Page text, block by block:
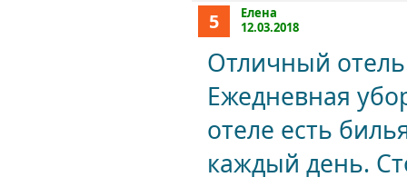
5
Елена
12.03.2018
Отличный
Ежедневная
отеле есть
каждый день.